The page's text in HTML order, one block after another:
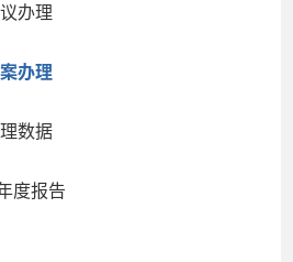
办理
办理
数据
度报告